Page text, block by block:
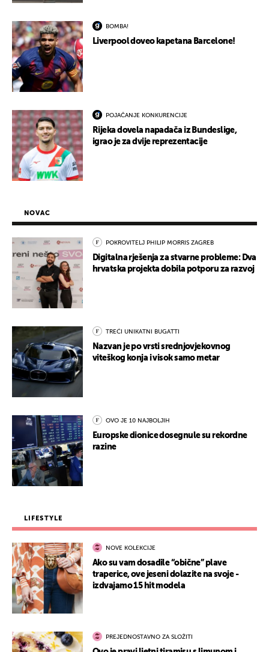
BOMBA!
Liverpool doveo kapetana Barcelone!
POJAČANJE KONKURENCIJE
Rijeka dovela napadača iz Bundeslige,
igrao je za dvije reprezentacije
NOVAC
POKROVITELJ PHILIP MORRIS ZAGREB
Digitalna rješenja za stvarne probleme: Dva
hrvatska projekta dobila potporu za razvoj
TREĆI UNIKATNI BUGATTI
Nazvan je po vrsti srednjovjekovnog
viteškog konja i visok samo metar
OVO JE 10 NAJBOLJIH
Europske dionice dosegnule su rekordne
razine
LIFESTYLE
NOVE KOLEKCIJE
Ako su vam dosadile “obične” plave
traperice, ove jeseni dolazite na svoje -
izdvajamo 15 hit modela
PREJEDNOSTAVNO ZA SLOŽITI